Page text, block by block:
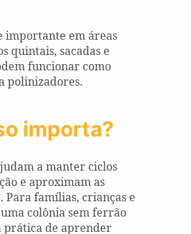
importante em áreas
quintais, sacadas e
funcionar como
polinizadores.
importa?
a manter ciclos
e aproximam as
Para famílias, crianças e
colônia sem ferrão
prática de aprender